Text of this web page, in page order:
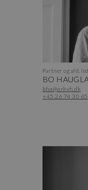
Partner og afd.
BO
bha@arkvh.dk
+45 26 74 30 65